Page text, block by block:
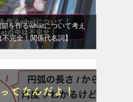
を作るwhatについて考え
不完全！関係代名詞】